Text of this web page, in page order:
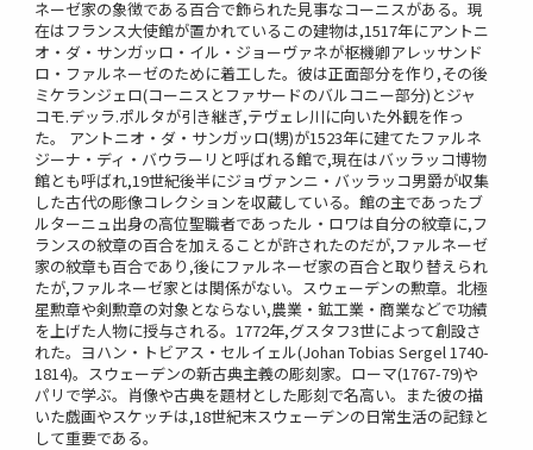
ネーゼ家の象徴である百合で飾られた見事なコーニスがある。現
在はフランス大使館が置かれているこの建物は,1517年にアントニ
オ・ダ・サンガッロ・イル・ジョーヴァネが枢機卿アレッサンド
ロ・ファルネーゼのために着工した。彼は正面部分を作り,その後
ミケランジェロ(コーニスとファサードのバルコニー部分)とジャ
コモ.デッラ.ポルタが引き継ぎ,テヴェレ川に向いた外観を作っ
た。 アントニオ・ダ・サンガッロ(甥)が1523年に建てたファルネ
ジーナ・ディ・バウラーリと呼ばれる館で,現在はバッラッコ博物
館とも呼ばれ,19世紀後半にジョヴァンニ・バッラッコ男爵が収集
した古代の彫像コレクションを収蔵している。館の主であったブ
ルターニュ出身の高位聖職者であったル・ロワは自分の紋章に,フ
ランスの紋章の百合を加えることが許されたのだが,ファルネーゼ
家の紋章も百合であり,後にファルネーゼ家の百合と取り替えられ
たが,ファルネーゼ家とは関係がない。スウェーデンの勲章。北極
星勲章や剣勲章の対象とならない,農業・鉱工業・商業などで功績
を上げた人物に授与される。1772年,グスタフ3世によって創設さ
れた。ヨハン・トビアス・セルイェル(Johan Tobias Sergel 1740-
1814)。スウェーデンの新古典主義の彫刻家。ローマ(1767-79)や
パリで学ぶ。肖像や古典を題材とした彫刻で名高い。また彼の描
いた戯画やスケッチは,18世紀末スウェーデンの日常生活の記録と
して重要である。